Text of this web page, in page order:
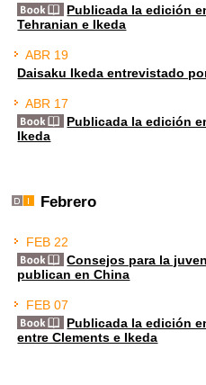
Publicada la edición
Tehranian e Ikeda
ABR 19
Daisaku Ikeda entrevistado
ABR 17
Publicada la edición
Ikeda
Febrero
FEB 22
Consejos para la
publican en China
FEB 07
Publicada la edición
entre Clements e Ikeda